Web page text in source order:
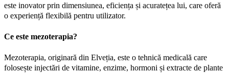
este inovator prin dimensiunea, eficiența și acuratețea lui, care oferă
o experiență flexibilă pentru utilizator.
Ce este mezoterapia?
Mezoterapia, originară din Elveția, este o tehnică medicală care
folosește injectări de vitamine, enzime, hormoni și extracte de plante